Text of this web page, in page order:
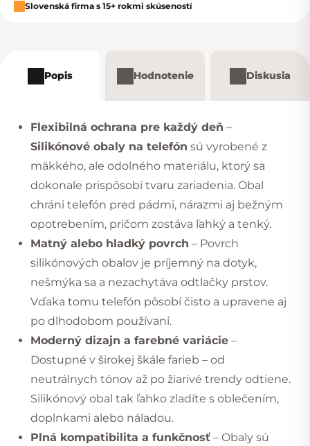
Slovenská firma s 15+ rokmi skúseností
Popis Hodnotenie Diskusia
Flexibilná ochrana pre každý deň –
Silikónové obaly na telefón sú vyrobené z
mäkkého, ale odolného materiálu, ktorý sa
dokonale prispôsobí tvaru zariadenia. Obal
chráni telefón pred pádmi, nárazmi aj bežným
opotrebením, pričom zostáva ľahký a tenký.
Matný alebo hladký povrch – Povrch
silikónových obalov je príjemný na dotyk,
nešmýka sa a nezachytáva odtlačky prstov.
Vďaka tomu telefón pôsobí čisto a upravene aj
po dlhodobom používaní.
Moderný dizajn a farebné variácie –
Dostupné v širokej škále farieb – od
neutrálnych tónov až po žiarivé trendy odtiene.
Silikónový obal tak ľahko zladíte s oblečením,
doplnkami alebo náladou.
Plná kompatibilita a funkčnosť – Obaly sú